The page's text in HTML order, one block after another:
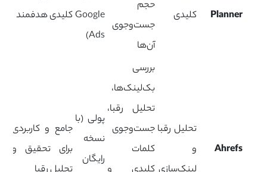
Planner
کلیدی
حجم
جست‌وجوی
آن‌ها
Google
Ads)
کلیدی هدفمند
Ahrefs
تحلیل رقبا
و
بررسی
بک‌لینک‌ها،
تحلیل رقبا،
جست‌وجوی
کلمات
پولی (با
نسخه
رایگان
جامع و کاربردی
برای تحقیق و